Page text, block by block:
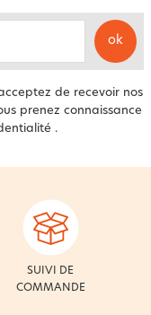
ok
de recevoir nos
prenez connaissance
.
SUIVI DE
COMMANDE